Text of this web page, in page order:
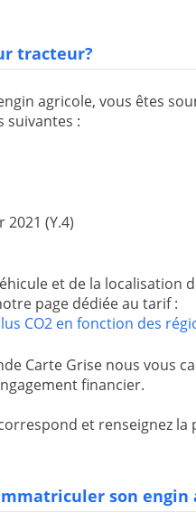
tracteur?
agricole, vous êtes
suivantes :
(Y.4)
et de la localisation
page dédiée au tarif :
CO2 en fonction des
Carte Grise nous vous
financier.
et renseignez
son engin